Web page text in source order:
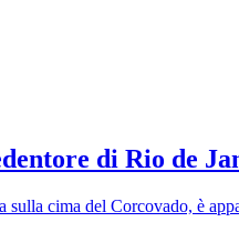
di Rio de
sulla cima del Corcovado, è